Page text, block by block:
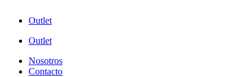
Outlet
Outlet
Nosotros
Contacto